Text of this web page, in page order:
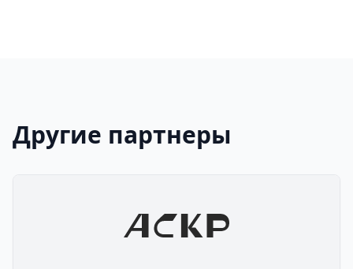
Другие партнеры